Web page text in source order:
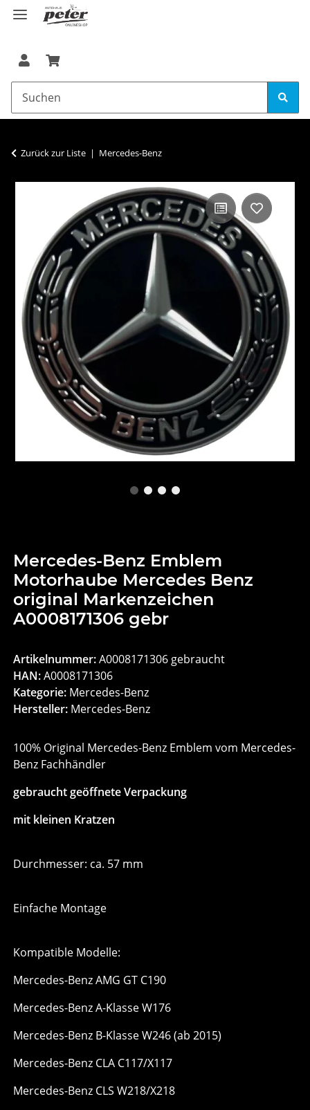
Zurück zur Liste Mercedes-Benz
Mercedes-Benz Emblem
Motorhaube Mercedes Benz
original Markenzeichen
A0008171306 gebr
Artikelnummer:A0008171306 gebraucht
HAN:A0008171306
Kategorie: Mercedes-Benz
Hersteller: Mercedes-Benz
100% Original Mercedes-Benz Emblem vom Mercedes-
Benz Fachhändler
gebraucht geöffnete Verpackung
mit kleinen Kratzen
Durchmesser: ca. 57 mm
Einfache Montage
Kompatible Modelle:
Mercedes-Benz AMG GT C190
Mercedes-Benz A-Klasse W176
Mercedes-Benz B-Klasse W246 (ab 2015)
Mercedes-Benz CLA C117/X117
Mercedes-Benz CLS W218/X218